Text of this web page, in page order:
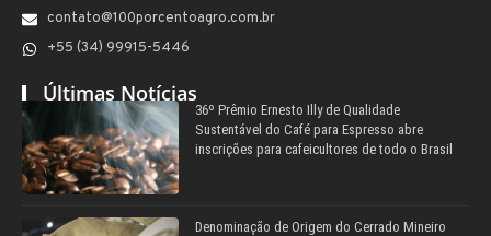
contato@100porcentoagro.com.br
+55 (34) 99915-5446
Últimas Notícias
36º Prêmio Ernesto Illy de Qualidade
Sustentável do Café para Espresso abre
inscrições para cafeicultores de todo o Brasil
Denominação de Origem do Cerrado Mineiro